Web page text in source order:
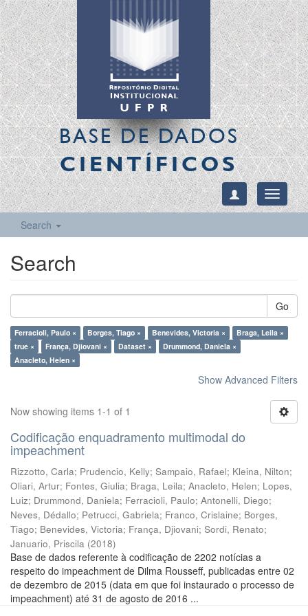
BASE DE DADOS
CIENTÍFICOS
Toggle
Search
Search
Go
Ferracioli, Paulo × Borges, Tiago × Benevides, Victoria ×
Braga, Leila ×
true ×
França, Djiovani × Dataset ×
Drummond, Daniela ×
Anacleto, Helen ×
Show Advanced Filters
Now showing items 1-1 of 1
Codificação enquadramento multimodal do
impeachment
Rizzotto, Carla; Prudencio, Kelly; Sampaio, Rafael; Kleina, Nilton;
Oliari, Artur; Fontes, Giulia; Braga, Leila; Anacleto, Helen; Lopes,
Luiz; Drummond, Daniela; Ferracioli, Paulo; Antonelli, Diego;
Neves, Dédallo; Petrucci, Gabriela; Franco, Crislaine; Borges,
Tiago; Benevides, Victoria; França, Djiovani; Sordi, Renato;
Januario, Priscila (2018)
Base de dados referente à codificação de 2202 notícias a
respeito do impeachment de Dilma Rousseff, publicadas entre 02
de dezembro de 2015 (data em que foi instaurado o processo de
impeachment) até 31 de agosto de 2016 ...